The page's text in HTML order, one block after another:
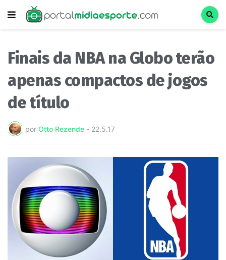
Finais da NBA na Globo terão
apenas compactos de jogos
de título
por Otto Rezende - 22.5.17